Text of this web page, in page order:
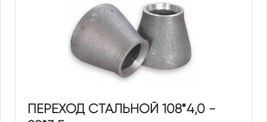
ПЕРЕХОД СТАЛЬНОЙ 108*4,0 -